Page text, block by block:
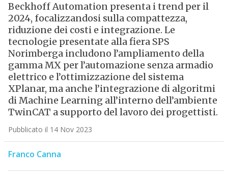
Beckhoff Automation presenta i trend per il
2024, focalizzandosi sulla compattezza,
riduzione dei costi e integrazione. Le
tecnologie presentate alla fiera SPS
Norimberga includono l’ampliamento della
gamma MX per l’automazione senza armadio
elettrico e l’ottimizzazione del sistema
XPlanar, ma anche l’integrazione di algoritmi
di Machine Learning all’interno dell’ambiente
TwinCAT a supporto del lavoro dei progettisti.
Pubblicato il 14 Nov 2023
Franco Canna